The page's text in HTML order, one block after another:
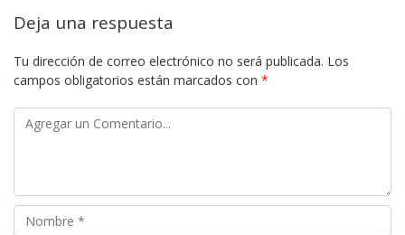
Deja una respuesta
Tu dirección de correo electrónico no será publicada. Los
campos obligatorios están marcados con *